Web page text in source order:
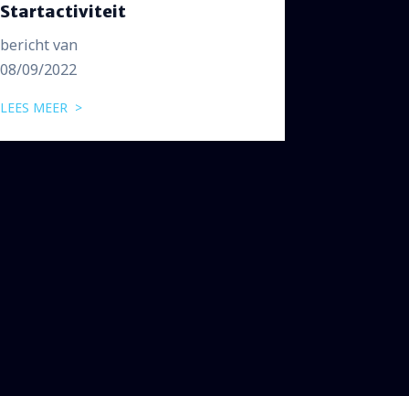
Startactiviteit
bericht van
08/09/2022
LEES MEER >